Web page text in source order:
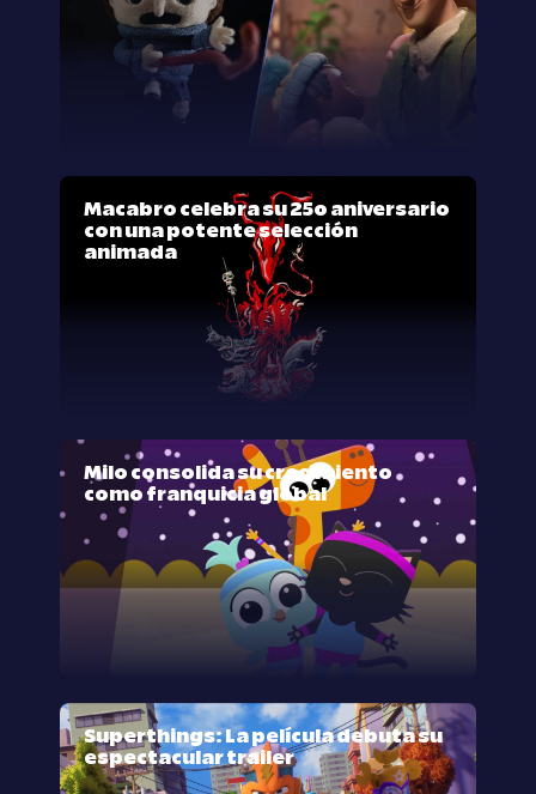
Macabro celebra su 25º aniversario
con una potente selección
animada
Milo consolida su crecimiento
como franquicia global
Superthings: La película debuta su
espectacular trailer